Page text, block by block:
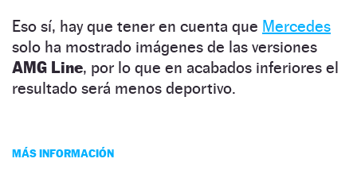
Eso sí, hay que tener en cuenta que Mercedes
solo ha mostrado imágenes de las versiones
AMG Line, por lo que en acabados inferiores el
resultado será menos deportivo.
MÁS INFORMACIÓN